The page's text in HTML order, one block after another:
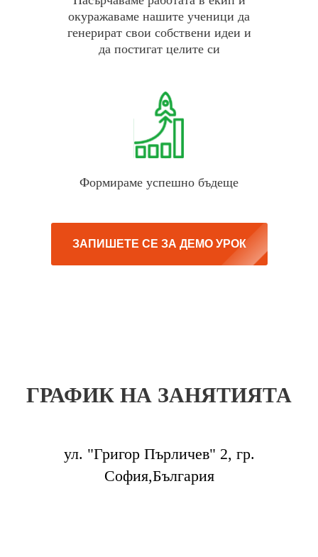
окуражаваме нашите ученици да
генерират свои собствени идеи и
да постигат целите си
Формираме успешно бъдеще
ЗАПИШЕТЕ СЕ ЗА ДЕМО УРОК
ГРАФИК НА ЗАНЯТИЯТА
ул. "Григор Пърличев" 2, гр.
София,България